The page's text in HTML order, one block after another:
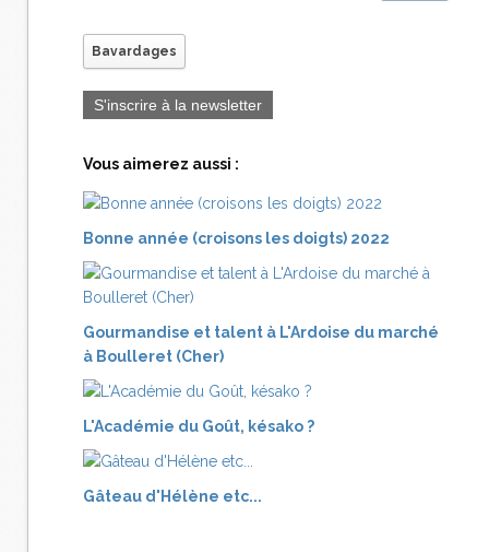
Bavardages
S'inscrire à la newsletter
Vous aimerez aussi :
Bonne année (croisons les doigts) 2022
Gourmandise et talent à L'Ardoise du marché
à Boulleret (Cher)
L'Académie du Goût, késako ?
Gâteau d'Hélène etc...